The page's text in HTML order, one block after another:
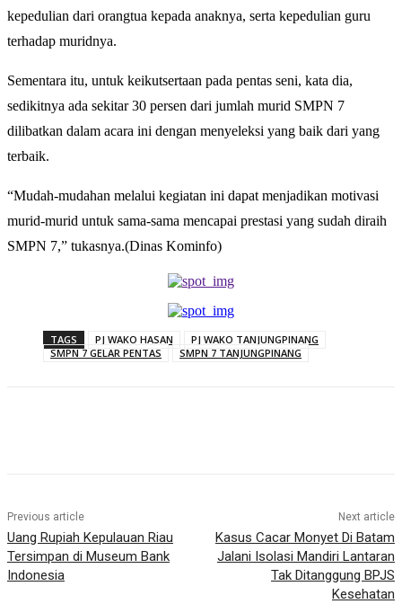
kepedulian dari orangtua kepada anaknya, serta kepedulian guru
terhadap muridnya.
Sementara itu, untuk keikutsertaan pada pentas seni, kata dia,
sedikitnya ada sekitar 30 persen dari jumlah murid SMPN 7
dilibatkan dalam acara ini dengan menyeleksi yang baik dari yang
terbaik.
“Mudah-mudahan melalui kegiatan ini dapat menjadikan motivasi
murid-murid untuk sama-sama mencapai prestasi yang sudah diraih
SMPN 7,” tukasnya.(Dinas Kominfo)
TAGS PJ WAKO HASAN
PJ WAKO TANJUNGPINANG
SMPN 7 GELAR PENTAS
SMPN 7 TANJUNGPINANG
Previous article
Uang Rupiah Kepulauan Riau
Tersimpan di Museum Bank
Indonesia
Next article
Kasus Cacar Monyet Di Batam
Jalani Isolasi Mandiri Lantaran
Tak Ditanggung BPJS
Kesehatan